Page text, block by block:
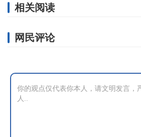
相关阅读
网民评论